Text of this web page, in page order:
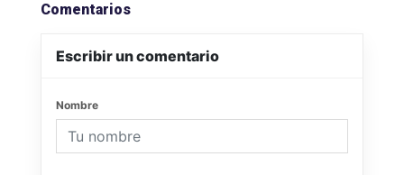
Comentarios
Escribir un comentario
Nombre